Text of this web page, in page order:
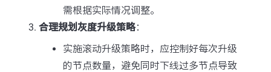
需根据实际情况调整。
合理规划灰度升级策略：
实施滚动升级策略时，应控制好每次升级
的节点数量，避免同时下线过多节点导致